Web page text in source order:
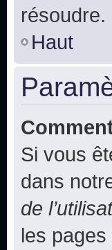
résoudre.
Haut
Si vous
dans
de
les